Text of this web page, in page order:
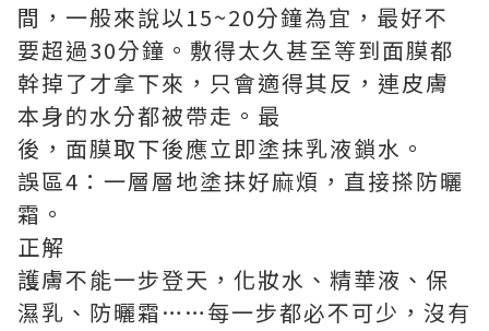
間，一般來說以15~20分鐘為宜，最好不
要超過30分鐘。敷得太久甚至等到面膜都
幹掉了才拿下來，只會適得其反，連皮膚
本身的水分都被帶走。最
後，面膜取下後應立即塗抹乳液鎖水。
誤區4：一層層地塗抹好麻煩，直接搽防曬
霜。
正解
護膚不能一步登天，化妝水、精華液、保
濕乳、防曬霜……每一步都必不可少，沒有